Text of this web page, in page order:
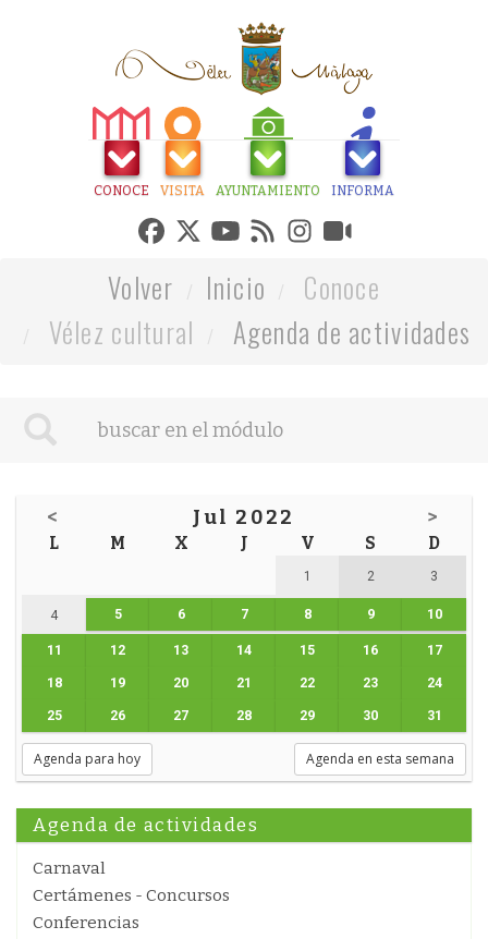
CONOCE VISITA AYUNTAMIENTO INFORMA
Volver Inicio
Conoce
Vélez cultural
Agenda de actividades
< Jul 2022 >
L M X J V S D
1 2 3
4 5 6 7 8 9 10
11 12 13 14 15 16 17
18 19 20 21 22 23 24
25 26 27 28 29 30 31
Agenda para hoy Agenda en esta semana
Agenda de actividades
Carnaval
Certámenes - Concursos
Conferencias